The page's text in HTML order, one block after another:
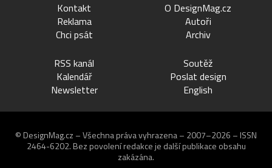
Kontakt
Reklama
Chci psát
O DesignMag.cz
Autoři
Archiv
RSS kanál
Kalendář
Newsletter
Soutěž
Poslat design
English
© DesignMag.cz – Všechna práva vyhrazena – 2007–2026 – ISSN
2464-6202. Bez povolení redakce je další publikace obsahu
zakázána.